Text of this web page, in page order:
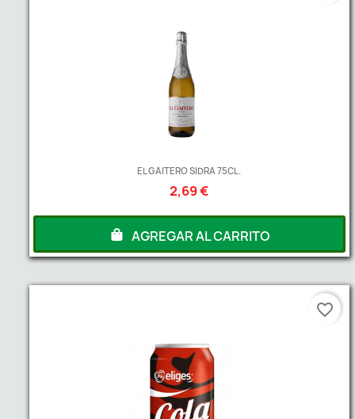
EL GAITERO SIDRA 75CL.
2,69 €
AGREGAR AL CARRITO
favorite_border